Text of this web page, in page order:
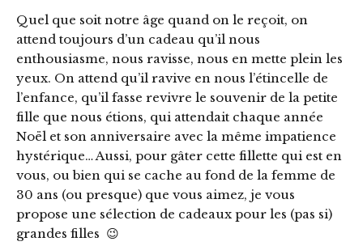
Quel que soit notre âge quand on le reçoit, on
attend toujours d’un cadeau qu’il nous
enthousiasme, nous ravisse, nous en mette plein les
yeux. On attend qu’il ravive en nous l’étincelle de
l’enfance, qu’il fasse revivre le souvenir de la petite
fille que nous étions, qui attendait chaque année
Noël et son anniversaire avec la même impatience
hystérique… Aussi, pour gâter cette fillette qui est en
vous, ou bien qui se cache au fond de la femme de
30 ans (ou presque) que vous aimez, je vous
propose une sélection de cadeaux pour les (pas si)
grandes filles 😉